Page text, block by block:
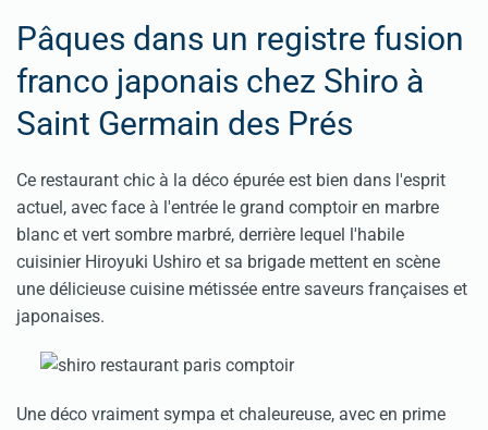
Pâques dans un registre fusion
franco japonais chez Shiro à
Saint Germain des Prés
Ce restaurant chic à la déco épurée est bien dans l'esprit
actuel, avec face à l'entrée le grand comptoir en marbre
blanc et vert sombre marbré, derrière lequel l'habile
cuisinier Hiroyuki Ushiro et sa brigade mettent en scène
une délicieuse cuisine métissée entre saveurs françaises et
japonaises.
Une déco vraiment sympa et chaleureuse, avec en prime